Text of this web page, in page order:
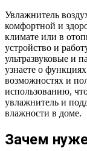
Увлажнитель
комфортной и
климате или в
устройство и
ультразвуковые и
узнаете о
возможностях и
использованию,
увлажнитель и
влажности в доме.
Зачем